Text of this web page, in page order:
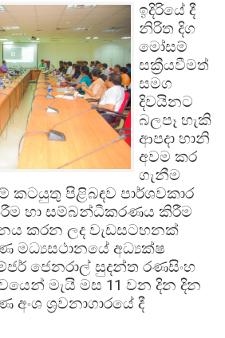
ඉදිරියේ දී
නිරිත දිග
මෝසම්
සක්‍රීයවීමත්
සමග
දිවයිනට
බලපෑ හැකි
ආපදා හානි
අවම කර
ගැනීම
කටයුතු පිළිබඳව පාර්ශවකාර
හා සම්බන්ධීකරණය කිරීම
කරන ලද වැඩසටහනක්
මධ්‍යසථානයේ අධ්‍යක්ෂ
ජෙනරාල් සුදන්ත රණසිංහ
මැයි මස 11 වන දින දින
ශ්‍රවනාගාරයේ දී